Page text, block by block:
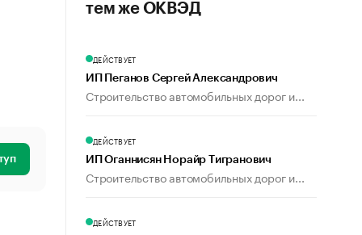
тем же ОКВЭД
ДЕЙСТВУЕТ
ИП Пеганов Сергей Александрович
Строительство автомобильных дорог и...
ДЕЙСТВУЕТ
ИП Оганнисян Норайр Тигранович
Строительство автомобильных дорог и...
ДЕЙСТВУЕТ